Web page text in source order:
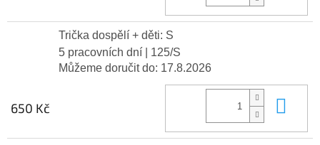
Trička dospělí + děti: S
5 pracovních dní
| 125/S
Můžeme doručit do: 17.8.2026
650 Kč